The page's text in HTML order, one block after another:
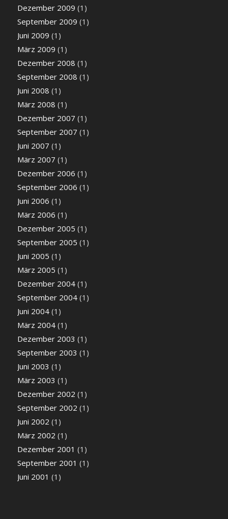
Dezember 2009 (1)
September 2009 (1)
Juni 2009 (1)
März 2009 (1)
Dezember 2008 (1)
September 2008 (1)
Juni 2008 (1)
März 2008 (1)
Dezember 2007 (1)
September 2007 (1)
Juni 2007 (1)
März 2007 (1)
Dezember 2006 (1)
September 2006 (1)
Juni 2006 (1)
März 2006 (1)
Dezember 2005 (1)
September 2005 (1)
Juni 2005 (1)
März 2005 (1)
Dezember 2004(1)
September 2004(1)
Juni 2004(1)
März 2004(1)
Dezember 2003 (1)
September 2003 (1)
Juni 2003 (1)
März 2003 (1)
Dezember 2002 (1)
September 2002 (1)
Juni 2002 (1)
März 2002 (1)
Dezember 2001 (1)
September 2001 (1)
Juni 2001 (1)